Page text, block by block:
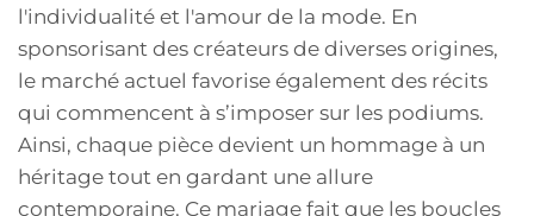
l'individualité et l'amour de la mode. En
sponsorisant des créateurs de diverses origines,
le marché actuel favorise également des récits
qui commencent à s’imposer sur les podiums.
Ainsi, chaque pièce devient un hommage à un
héritage tout en gardant une allure
contemporaine. Ce mariage fait que les boucles